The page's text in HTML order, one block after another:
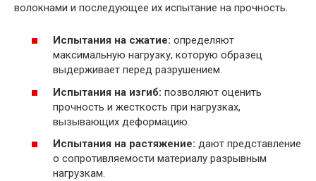
волокнами и последующее их испытание на прочность.
Испытания на сжатие: определяют
максимальную нагрузку, которую образец
выдерживает перед разрушением.
Испытания на изгиб: позволяют оценить
прочность и жесткость при нагрузках,
вызывающих деформацию.
Испытания на растяжение: дают представление
о сопротивляемости материалу разрывным
нагрузкам.